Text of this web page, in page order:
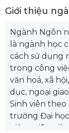
Giới thiệu
Ngành Ngôn
là ngành học
cách sử dụng
trong công
văn hoá, xã
dục, ngoại
Sinh viên
trường Đại
giảng viên